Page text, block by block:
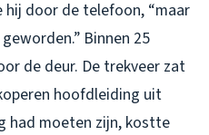
hij door de telefoon, “maar
Binnen 25
de deur. De trekveer zat
hoofdleiding uit
had moeten zijn, kostte